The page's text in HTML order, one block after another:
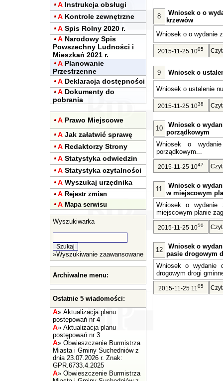
A Instrukcja obsługi
A Kontrole zewnętrzne
A Spis Rolny 2020 r.
A Narodowy Spis
Powszechny Ludności i
Mieszkań 2021 r.
A Planowanie
Przestrzenne
A Deklaracja dostępności
A Dokumenty do
pobrania
A Prawo Miejscowe
A Jak załatwić sprawę
A Redaktorzy Strony
A Statystyka odwiedzin
A Statystyka czytalności
A Wyszukaj urzędnika
A Rejestr zmian
A Mapa serwisu
Wyszukiwarka
»Wyszukiwanie zaawansowane
Archiwalne menu:
Ostatnie 5 wiadomości:
A» Aktualizacja planu
postępowań nr 4
A» Aktualizacja planu
postępowań nr 3
A» Obwieszczenie Burmistrza
Miasta i Gminy Suchedniów z
dnia 23.07.2026 r. Znak:
GPR.6733.4.2025
A» Obwieszczenie Burmistrza
8
Wniosek o o
krzewów
Wniosek o o wydanie
2015-11-25 1005
9 Wniosek o
Wniosek o ustalenie
2015-11-25 1038
10
Wniosek o
porządkowym
Wniosek o
porządkowym...
2015-11-25 1047
11
Wniosek o
w miejscowym
Wniosek o wydanie
miejscowym planie
2015-11-25 1050
12
Wniosek o
pasie drogowym
Wniosek o wydanie
drogowym drogi
2015-11-25 1105